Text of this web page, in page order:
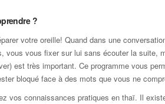
?
votre oreille! Quand dans une
vous vous fixer sur lui sans écouter la suite,
est très important. Ce programme vous
bloqué face à des mots que vous ne
vos connaissances pratiques en thaï. Il